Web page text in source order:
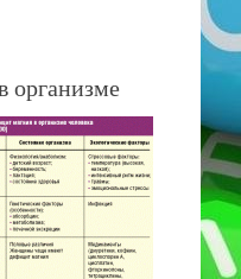
организме